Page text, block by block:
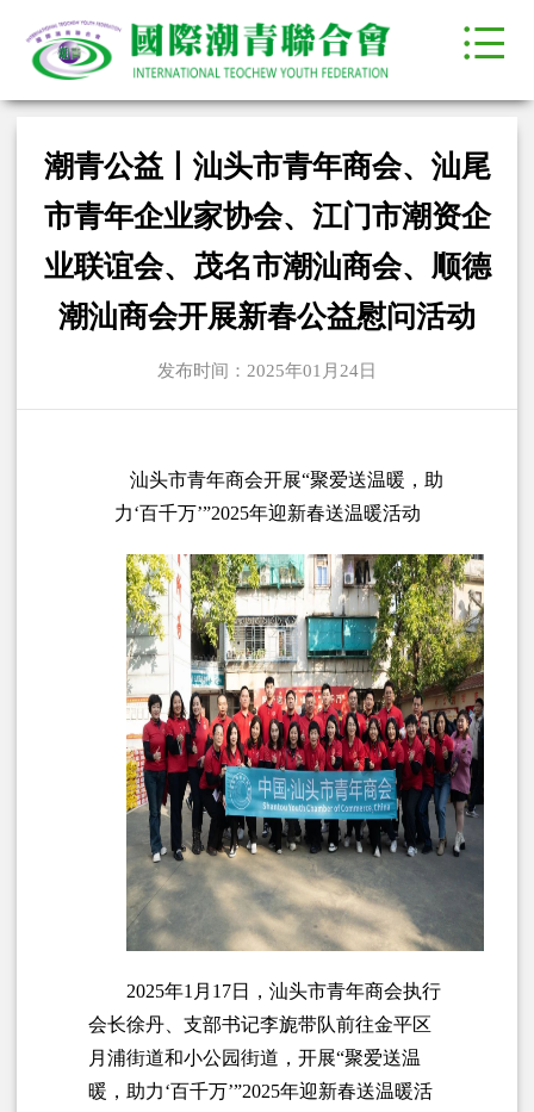
潮青公益丨汕头市青年商会、汕尾
市青年企业家协会、江门市潮资企
业联谊会、茂名市潮汕商会、顺德
潮汕商会开展新春公益慰问活动
发布时间：2025年01月24日
汕头市青年商会开展“聚爱送温暖，助
力‘百千万’”2025年迎新春送温暖活动
2025年1月17日，汕头市青年商会执行
会长徐丹、支部书记李旎带队前往金平区
月浦街道和小公园街道，开展“聚爱送温
暖，助力‘百千万’”2025年迎新春送温暖活